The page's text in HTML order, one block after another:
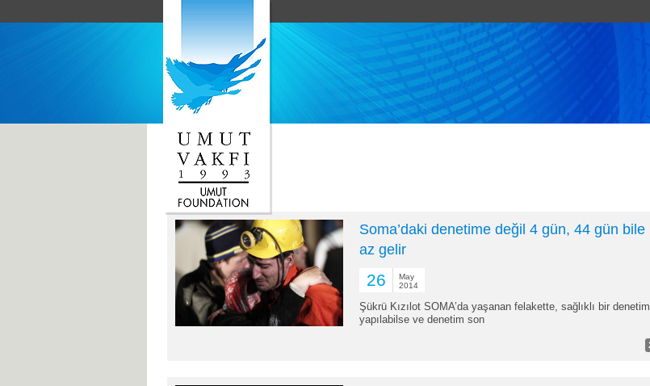
Soma’daki denetime değil 4 gün, 44 gün bile
az gelir
26
May
2014
Şükrü Kızılot SOMA’da yaşanan felakette, sağlıklı bir denetim
yapılabilse ve denetim son